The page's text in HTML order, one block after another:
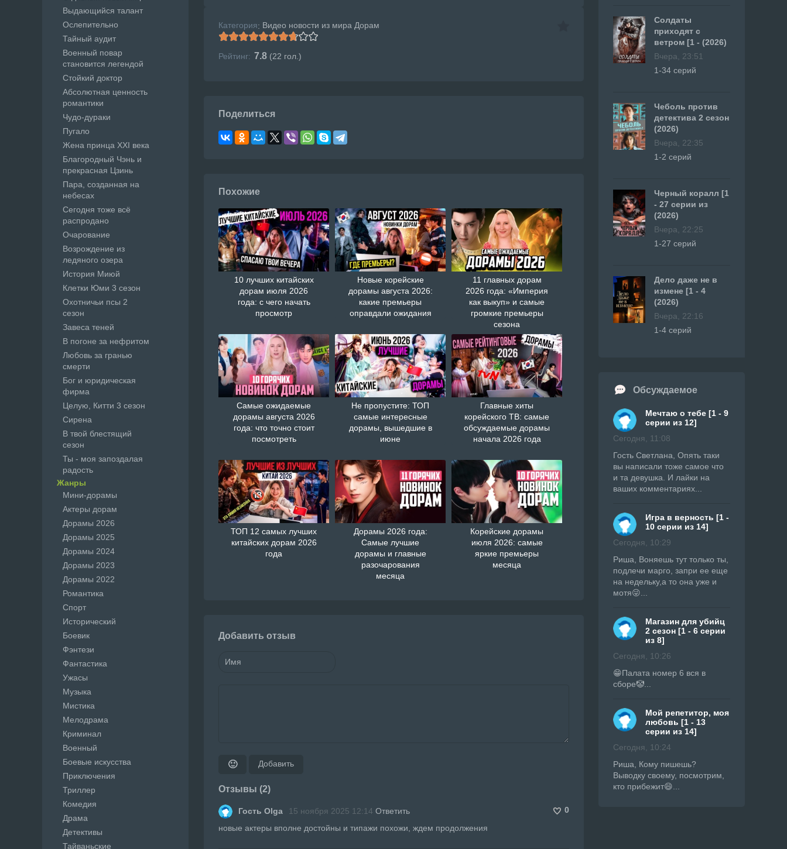
Категория: Видео новости из мира Дорам
Рейтинг: 7.8 (22 гол.)
Поделиться
Похожие
10 лучших китайских
дорам июля 2026
года: с чего начать
просмотр
Новые корейские
дорамы августа 2026:
какие премьеры
оправдали ожидания
11 главных дорам
2026 года: «Империя
как выкуп» и самые
громкие премьеры
сезона
Самые ожидаемые
дорамы августа 2026
года: что точно стоит
посмотреть
Не пропустите: ТОП
самые интересные
дорамы, вышедшие в
июне
Главные хиты
корейского ТВ: самые
обсуждаемые дорамы
начала 2026 года
ТОП 12 самых лучших
китайских дорам 2026
года
Дорамы 2026 года:
Самые лучшие
дорамы и главные
разочарования
месяца
Корейские дорамы
июля 2026: самые
яркие премьеры
месяца
Добавить отзыв
🙂 Добавить
Отзывы (2)
Гость Olga 15 ноября 2025 12:14 Ответить
0
новые актеры вполне достойны и типажи похожи, ждем продолжения
Выдающийся талант
Ослепительно
Тайный аудит
Военный повар
становится легендой
Стойкий доктор
Абсолютная ценность
романтики
Чудо-дураки
Пугало
Жена принца XXI века
Благородный Чэнь и
прекрасная Цзинь
Пара, созданная на
небесах
Сегодня тоже всё
распродано
Очарование
Возрождение из
ледяного озера
История Миюй
Клетки Юми 3 сезон
Охотничьи псы 2
сезон
Завеса теней
В погоне за нефритом
Любовь за гранью
смерти
Бог и юридическая
фирма
Целую, Китти 3 сезон
Сирена
В твой блестящий
сезон
Ты - моя запоздалая
радость
Жанры
Мини-дорамы
Актеры дорам
Дорамы 2026
Дорамы 2025
Дорамы 2024
Дорамы 2023
Дорамы 2022
Романтика
Спорт
Исторический
Боевик
Фэнтези
Фантастика
Ужасы
Музыка
Мистика
Мелодрама
Криминал
Военный
Боевые искусства
Приключения
Триллер
Комедия
Драма
Детективы
Тайваньские
Солдаты
приходят с
ветром [1 - (2026)
Вчера, 23:51
1-34 серий
Чеболь против
детектива 2 сезон
(2026)
Вчера, 22:35
1-2 серий
Черный коралл [1
- 27 серии из
(2026)
Вчера, 22:25
1-27 серий
Дело даже не в
измене [1 - 4
(2026)
Вчера, 22:16
1-4 серий
Обсуждаемое
Мечтаю о тебе [1 - 9
серии из 12]
Сегодня, 11:08
Гость Светлана, Опять таки
вы написали тоже самое что
и та девушка. И лайки на
ваших комментариях...
Игра в верность [1 -
10 серии из 14]
Сегодня, 10:29
Риша, Воняешь тут только ты,
подлечи марго, запри ее еще
на недельку,а то она уже и
мотя😜...
Магазин для убийц
2 сезон [1 - 6 серии
из 8]
Сегодня, 10:26
😁Палата номер 6 вся в
сборе🤡...
Мой репетитор, моя
любовь [1 - 13
серии из 14]
Сегодня, 10:24
Риша, Кому пишешь?
Выводку своему, посмотрим,
кто прибежит😄...